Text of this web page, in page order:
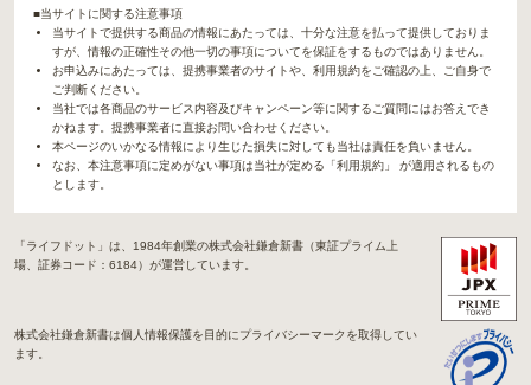
■当サイトに関する注意事項
当サイトで提供する商品の情報にあたっては、十分な注意を払って提供しておりま
すが、情報の正確性その他一切の事項についてを保証をするものではありません。
お申込みにあたっては、提携事業者のサイトや、利用規約をご確認の上、ご自身で
ご判断ください。
当社では各商品のサービス内容及びキャンペーン等に関するご質問にはお答えでき
かねます。提携事業者に直接お問い合わせください。
本ページのいかなる情報により生じた損失に対しても当社は責任を負いません。
なお、本注意事項に定めがない事項は当社が定める「利用規約」 が適用されるもの
とします。
「ライフドット」は、1984年創業の株式会社鎌倉新書（東証プライム上
場、証券コード：6184）が運営しています。
株式会社鎌倉新書は個人情報保護を目的にプライバシーマークを取得してい
ます。